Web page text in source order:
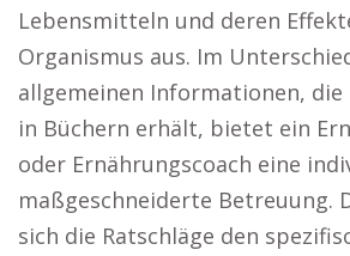
Lebensmitteln und deren
Organismus aus. Im
allgemeinen Informationen,
in Büchern erhält, bietet ein
oder Ernährungscoach eine
maßgeschneiderte Betreuung.
sich die Ratschläge den